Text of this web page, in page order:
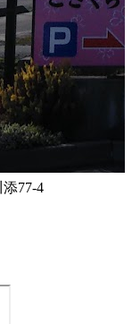
77-4